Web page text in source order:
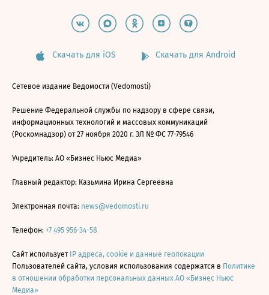
Скачать для iOS Скачать для Android
Сетевое издание Ведомости (Vedomosti)
Решение Федеральной службы по надзору в сфере связи,
информационных технологий и массовых коммуникаций
(Роскомнадзор) от 27 ноября 2020 г. ЭЛ № ФС 77-79546
Учредитель: АО «Бизнес Ньюс Медиа»
Главный редактор: Казьмина Ирина Сергеевна
Электронная почта: news@vedomosti.ru
Телефон: +7 495 956-34-58
Сайт использует IP адреса, cookie и данные геолокации
Пользователей сайта, условия использования содержатся в Политике
в отношении обработки персональных данных АО «Бизнес Ньюс
Медиа»